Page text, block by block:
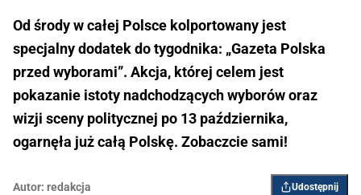
Od środy w całej Polsce kolportowany jest
specjalny dodatek do tygodnika: „Gazeta Polska
przed wyborami”. Akcja, której celem jest
pokazanie istoty nadchodzących wyborów oraz
wizji sceny politycznej po 13 października,
ogarnęła już całą Polskę. Zobaczcie sami!
Autor: redakcja Udostępnij